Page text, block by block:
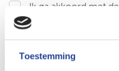
Toestemming
Ik ga akkoord met de